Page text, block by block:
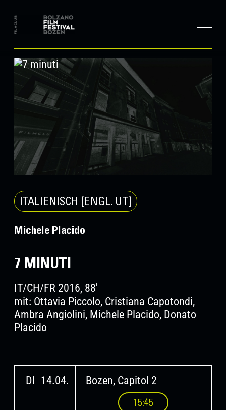
ITALIENISCH [ENGL. UT]
Michele Placido
7 MINUTI
IT/CH/FR 2016, 88'
mit: Ottavia Piccolo, Cristiana Capotondi,
Ambra Angiolini, Michele Placido, Donato
Placido
DI 14.04.
Bozen, Capitol 2
15:45